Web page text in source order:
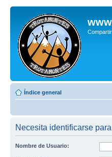
Índice general
Necesita identificarse
Nombre de Usuario: